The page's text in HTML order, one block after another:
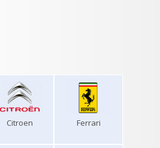
Citroen Ferrari